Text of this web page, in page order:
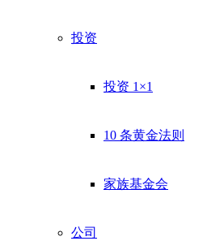
投资
投资 1×1
10 条黄金法则
家族基金会
公司